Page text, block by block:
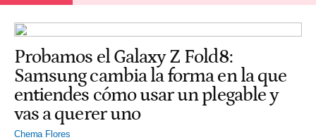
Probamos el Galaxy Z Fold8:
Samsung cambia la forma en la que
entiendes cómo usar un plegable y
vas a querer uno
Chema Flores